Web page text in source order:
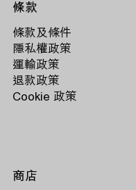
條款及條件
隱私權政策
運輸政策
退款政策
Cookie 政策
條款
商店